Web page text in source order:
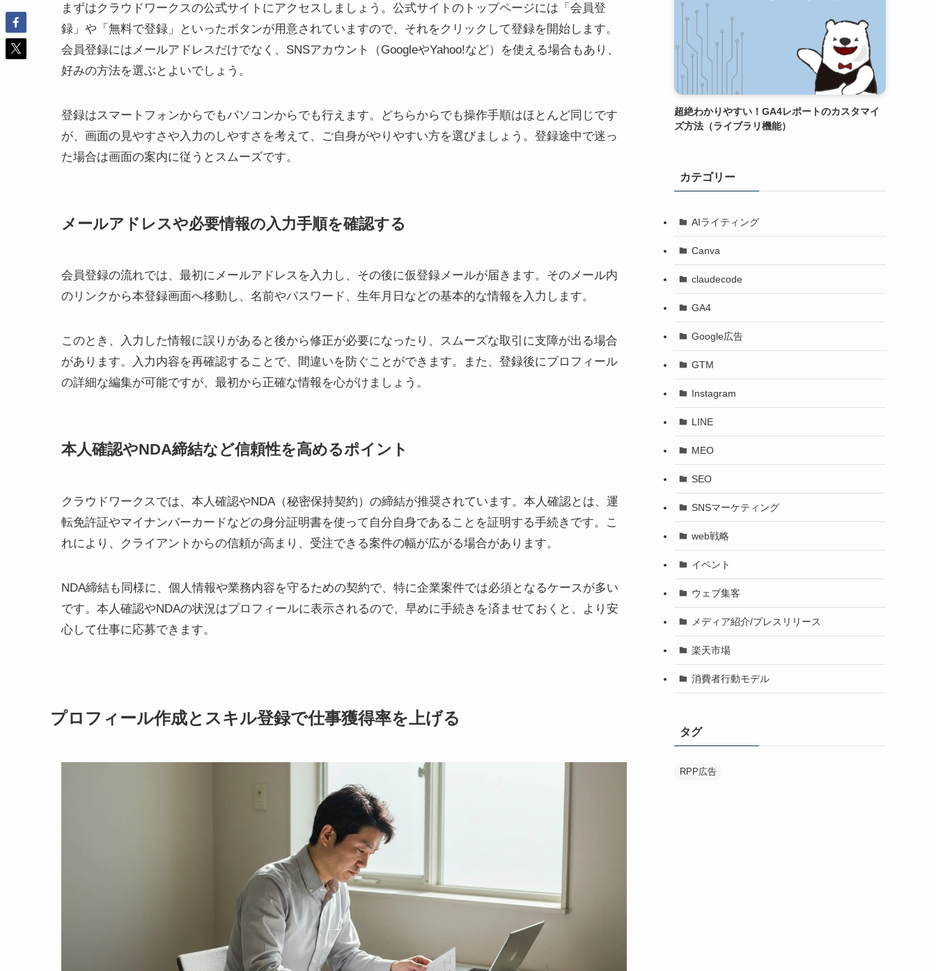
まずはクラウドワークスの公式サイトにアクセスしましょう。公式サイトのトップページには「会員登
録」や「無料で登録」といったボタンが用意されていますので、それをクリックして登録を開始します。
会員登録にはメールアドレスだけでなく、SNSアカウント（GoogleやYahoo!など）を使える場合もあり、
好みの方法を選ぶとよいでしょう。
登録はスマートフォンからでもパソコンからでも行えます。どちらからでも操作手順はほとんど同じです
が、画面の見やすさや入力のしやすさを考えて、ご自身がやりやすい方を選びましょう。登録途中で迷っ
た場合は画面の案内に従うとスムーズです。
メールアドレスや必要情報の入力手順を確認する
会員登録の流れでは、最初にメールアドレスを入力し、その後に仮登録メールが届きます。そのメール内
のリンクから本登録画面へ移動し、名前やパスワード、生年月日などの基本的な情報を入力します。
このとき、入力した情報に誤りがあると後から修正が必要になったり、スムーズな取引に支障が出る場合
があります。入力内容を再確認することで、間違いを防ぐことができます。また、登録後にプロフィール
の詳細な編集が可能ですが、最初から正確な情報を心がけましょう。
本人確認やNDA締結など信頼性を高めるポイント
クラウドワークスでは、本人確認やNDA（秘密保持契約）の締結が推奨されています。本人確認とは、運
転免許証やマイナンバーカードなどの身分証明書を使って自分自身であることを証明する手続きです。こ
れにより、クライアントからの信頼が高まり、受注できる案件の幅が広がる場合があります。
NDA締結も同様に、個人情報や業務内容を守るための契約で、特に企業案件では必須となるケースが多い
です。本人確認やNDAの状況はプロフィールに表示されるので、早めに手続きを済ませておくと、より安
心して仕事に応募できます。
プロフィール作成とスキル登録で仕事獲得率を上げる
超絶わかりやすい！GA4レポートのカスタマイ
ズ方法（ライブラリ機能）
カテゴリー
AIライティング
Canva
claudecode
GA4
Google広告
GTM
Instagram
LINE
MEO
SEO
SNSマーケティング
web戦略
イベント
ウェブ集客
メディア紹介/プレスリリース
楽天市場
消費者行動モデル
タグ
RPP広告